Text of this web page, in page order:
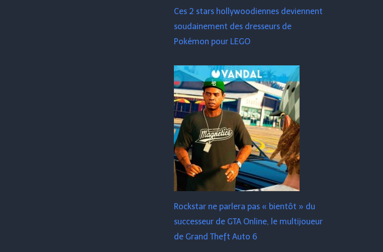
Ces 2 stars hollywoodiennes deviennent
soudainement des dresseurs de
Pokémon pour LEGO
Rockstar ne parlera pas « bientôt » du
successeur de GTA Online, le multijoueur
de Grand Theft Auto 6